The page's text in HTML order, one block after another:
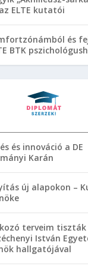
ELTE kutatói
és
BTK
és innováció a DE
Karán
új alapokon –
terveim tiszták
István
hallgatójával